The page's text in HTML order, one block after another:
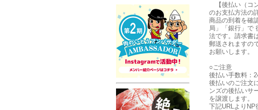
【後払い（コ
のお支払方法の
商品の到着を確
局」「銀行」で
法です。請求書
郵送されますの
お願いします。
○ご注意
後払い手数料：
後払いのご注文
ンズの後払いサ
を譲渡します。
下記URLよりNP